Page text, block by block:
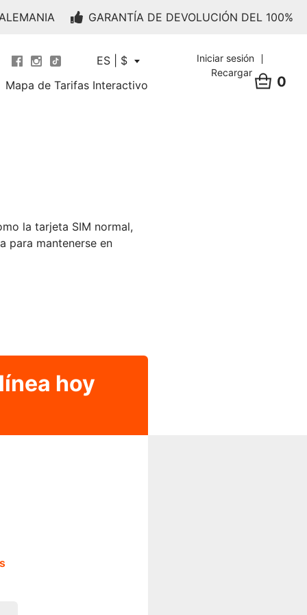
GARANTÍA DE DEVOLUCIÓN DEL 100%
ES | $
Mapa de Tarifas Interactivo
0
Iniciar sesión
Recargar
la tarjeta SIM normal,
para mantenerse en
hoy